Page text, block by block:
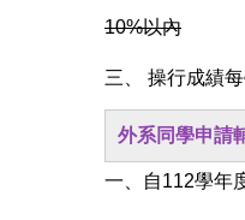
10%以內
三、 操行成績
外系同學申請
一、自112學年